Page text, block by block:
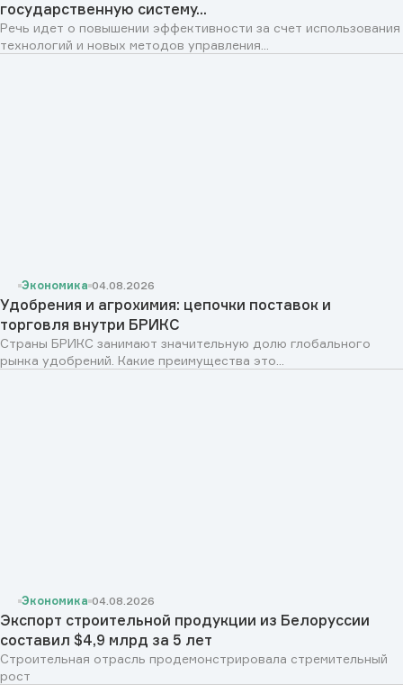
государственную систему...
Речь идет о повышении эффективности за счет использования
технологий и новых методов управления...
Экономика 04.08.2026
Удобрения и агрохимия: цепочки поставок и
торговля внутри БРИКС
Страны БРИКС занимают значительную долю глобального
рынка удобрений. Какие преимущества это...
Экономика 04.08.2026
Экспорт строительной продукции из Белоруссии
составил $4,9 млрд за 5 лет
Строительная отрасль продемонстрировала стремительный
рост